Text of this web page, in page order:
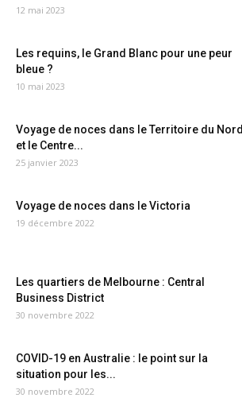
12 mai 2023
Les requins, le Grand Blanc pour une peur
bleue ?
10 mai 2023
Voyage de noces dans le Territoire du Nord
et le Centre...
25 janvier 2023
Voyage de noces dans le Victoria
19 décembre 2022
Les quartiers de Melbourne : Central
Business District
30 novembre 2022
COVID-19 en Australie : le point sur la
situation pour les...
30 novembre 2022